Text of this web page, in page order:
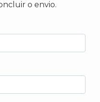
o envio.